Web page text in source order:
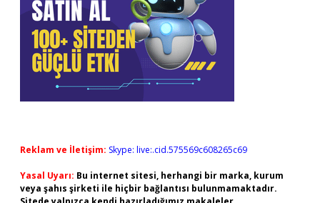
Reklam ve İletişim: Skype: live:.cid.575569c608265c69
Yasal Uyarı: Bu internet sitesi, herhangi bir marka, kurum
veya şahıs şirketi ile hiçbir bağlantısı bulunmamaktadır.